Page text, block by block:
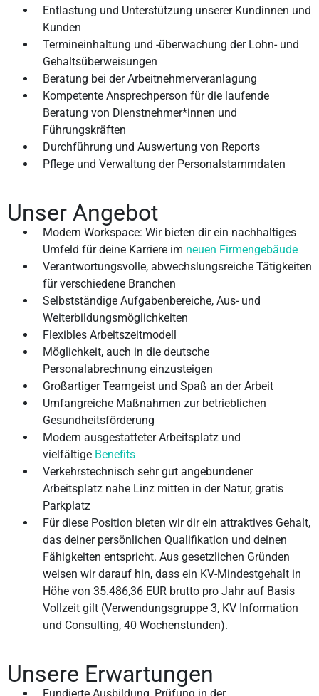
Entlastung und Unterstützung unserer Kundinnen und
Kunden
Termineinhaltung und -überwachung der Lohn- und
Gehaltsüberweisungen
Beratung bei der Arbeitnehmerveranlagung
Kompetente Ansprechperson für die laufende
Beratung von Dienstnehmer*innen und
Führungskräften
Durchführung und Auswertung von Reports
Pflege und Verwaltung der Personalstammdaten
Unser Angebot
Modern Workspace: Wir bieten dir ein nachhaltiges
Umfeld für deine Karriere im neuen Firmengebäude
Verantwortungsvolle, abwechslungsreiche Tätigkeiten
für verschiedene Branchen
Selbstständige Aufgabenbereiche, Aus- und
Weiterbildungsmöglichkeiten
Flexibles Arbeitszeitmodell
Möglichkeit, auch in die deutsche
Personalabrechnung einzusteigen
Großartiger Teamgeist und Spaß an der Arbeit
Umfangreiche Maßnahmen zur betrieblichen
Gesundheitsförderung
Modern ausgestatteter Arbeitsplatz und
vielfältige Benefits
Verkehrstechnisch sehr gut angebundener
Arbeitsplatz nahe Linz mitten in der Natur, gratis
Parkplatz
Für diese Position bieten wir dir ein attraktives Gehalt,
das deiner persönlichen Qualifikation und deinen
Fähigkeiten entspricht. Aus gesetzlichen Gründen
weisen wir darauf hin, dass ein KV-Mindestgehalt in
Höhe von 35.486,36 EUR brutto pro Jahr auf Basis
Vollzeit gilt (Verwendungsgruppe 3, KV Information
und Consulting, 40 Wochenstunden).
Unsere Erwartungen